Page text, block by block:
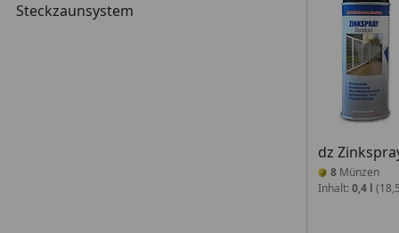
Steckzaunsystem
dz
8 Münzen
Inhalt: 0,4 l